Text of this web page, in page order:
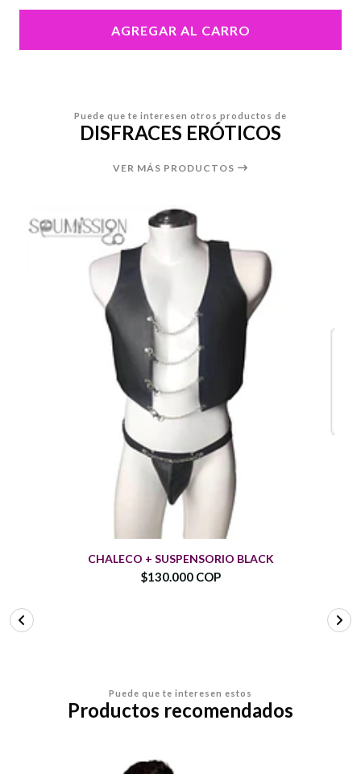
AGREGAR AL CARRO
Puede que te interesen otros productos de
DISFRACES ERÓTICOS
VER MÁS PRODUCTOS
CHALECO + SUSPENSORIO BLACK
$130.000 COP
Puede que te interesen estos
Productos recomendados